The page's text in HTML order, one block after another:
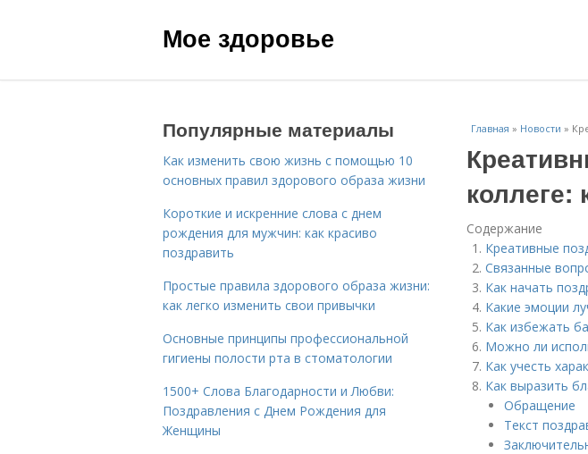
Мое здоровье
Главная » Новости »
коллеге:
Содержание
Креативные
Связанные
Как начать
Какие эмоции
Как избежать
Можно ли
Как учесть
Как выразить
Обращение
Текст
Популярные материалы
Как изменить свою жизнь с помощью 10
основных правил здорового образа жизни
Короткие и искренние слова с днем
рождения для мужчин: как красиво
поздравить
Простые правила здорового образа жизни:
как легко изменить свои привычки
Основные принципы профессиональной
гигиены полости рта в стоматологии
1500+ Слова Благодарности и Любви:
Поздравления с Днем Рождения для
Женщины